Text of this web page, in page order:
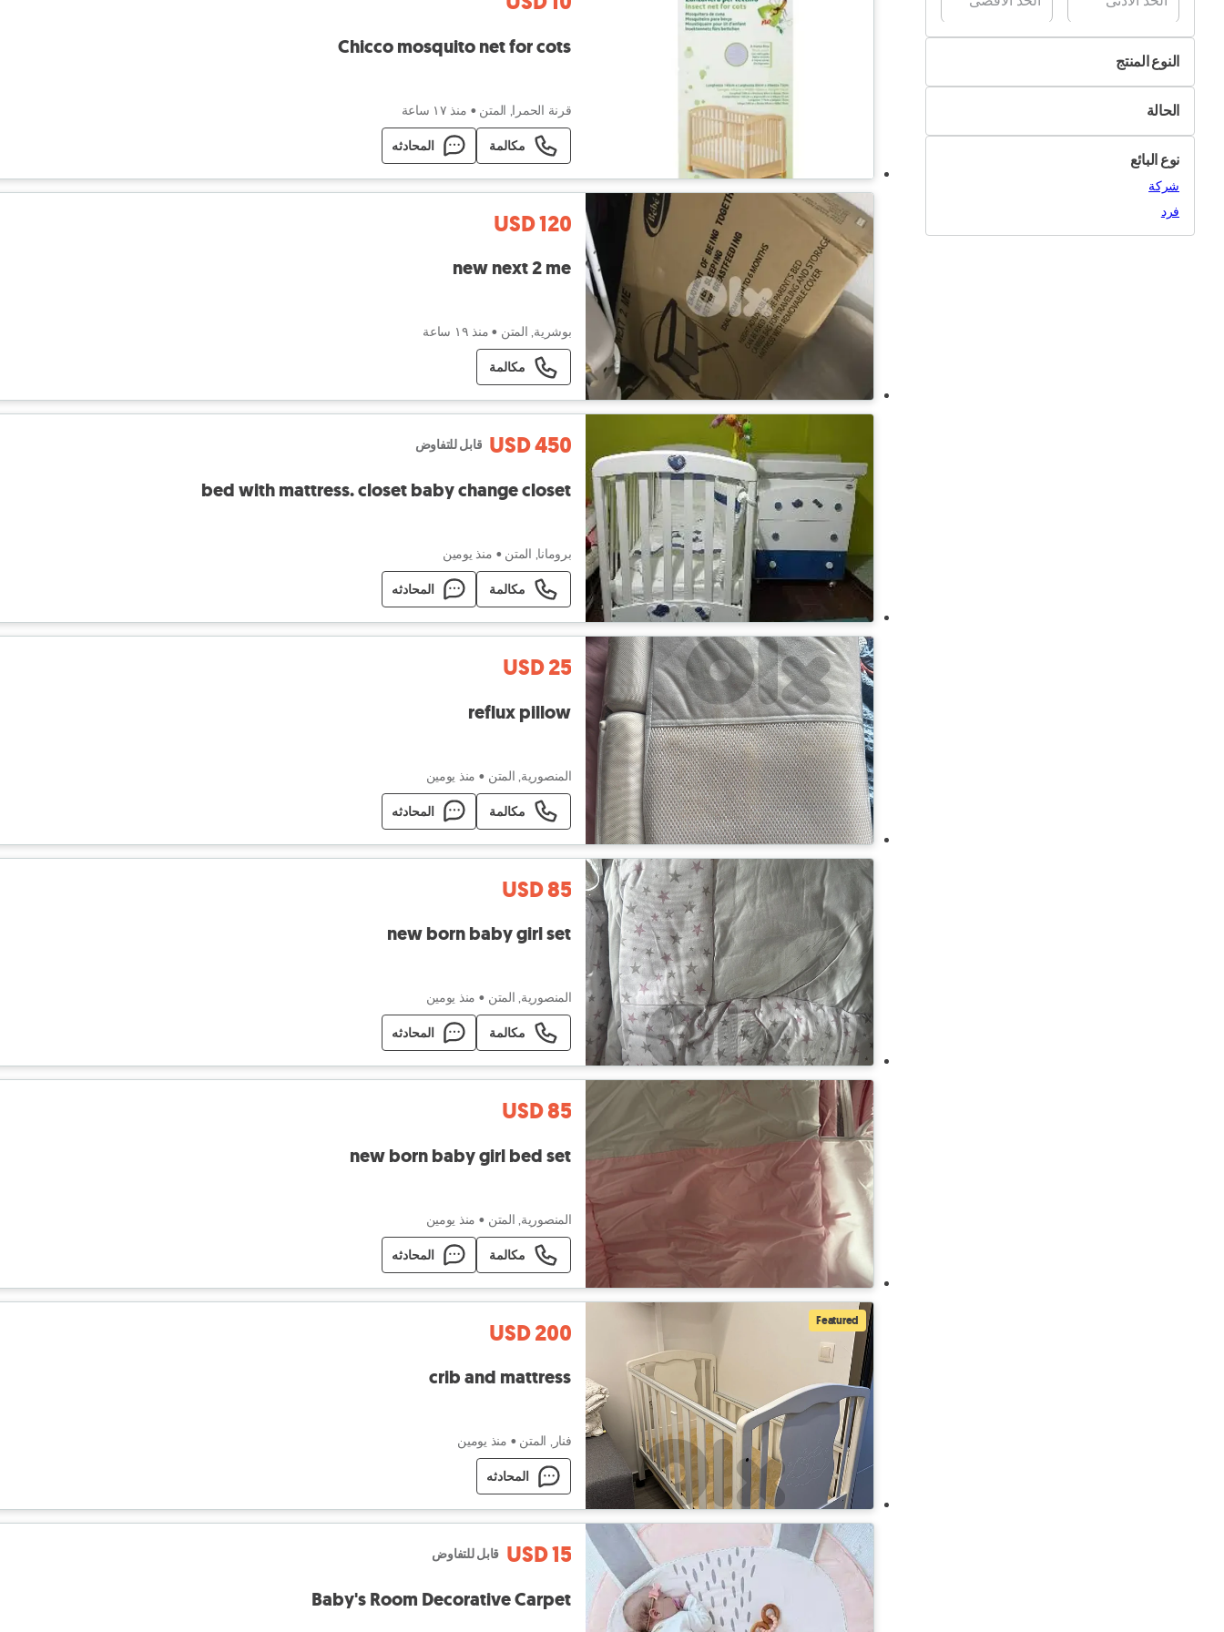
النوع المنتج
السرير
مفروشات السرير
مفروشات أخرى
الحالة
جديد
مستعملنوع البائع
شركة
فرد
Chicco mosquito net for cots
قرنة الحمرا, المتن • منذ ١٧ ساعة
مكالمة المحادثه
USD 120
new next 2 me
بوشرية, المتن • منذ ١٩ ساعة
مكالمة
USD 450 قابل للتفاوض
bed with mattress. closet baby change closet
برومانا, المتن • منذ يومين
مكالمة المحادثه
USD 25
reflux pillow
المنصورية, المتن • منذ يومين
مكالمة المحادثه
USD 85
new born baby girl set
المنصورية, المتن • منذ يومين
مكالمة المحادثه
USD 85
new born baby girl bed set
المنصورية, المتن • منذ يومين
مكالمة المحادثه
Featured
USD 200
crib and mattress
فنار, المتن • منذ يومين
المحادثه
USD 15 قابل للتفاوض
Baby's Room Decorative Carpet